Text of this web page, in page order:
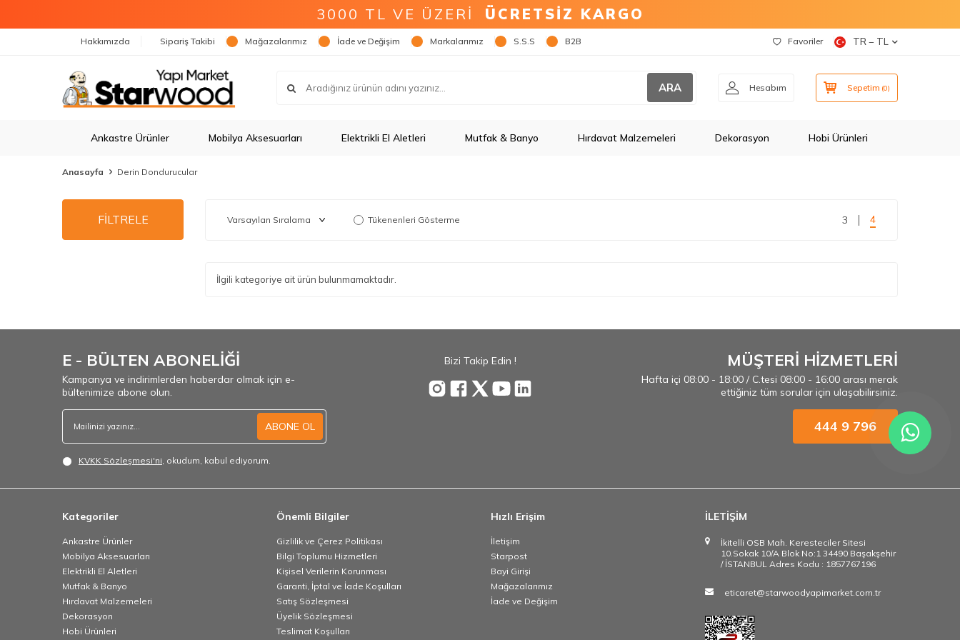
3000 TL VE ÜZERİ ÜCRETSİZ KARGO
Hakkımızda Sipariş Takibi Mağazalarımız İade ve Değişim Markalarımız S.S.S B2B Favoriler TR − TL
ARA Hesabım Sepetim (0)
Ankastre Ürünler Mobilya Aksesuarları Elektrikli El Aletleri Mutfak & Banyo Hırdavat Malzemeleri Dekorasyon Hobi Ürünleri
Anasayfa Derin Dondurucular
FİLTRELE Tükenenleri Gösterme 3 4
İlgili kategoriye ait ürün bulunmamaktadır.
E - BÜLTEN ABONELİĞİ
Kampanya ve indirimlerden haberdar olmak için e-
bültenimize abone olun.
ABONE OL
KVKK Sözleşmesi'ni, okudum, kabul ediyorum.
Bizi Takip Edin ! MÜŞTERİ HİZMETLERİ
Hafta içi 08:00 - 18:00 / C.tesi 08:00 - 16:00 arası merak
ettiğiniz tüm sorular için ulaşabilirsiniz.
444 9 796
Kategoriler
Ankastre Ürünler
Mobilya Aksesuarları
Elektrikli El Aletleri
Mutfak & Banyo
Hırdavat Malzemeleri
Dekorasyon
Hobi Ürünleri
Önemli Bilgiler
Gizlilik ve Çerez Politikası
Bilgi Toplumu Hizmetleri
Kişisel Verilerin Korunması
Garanti, İptal ve İade Koşulları
Satış Sözleşmesi
Üyelik Sözleşmesi
Teslimat Koşulları
Hızlı Erişim
İletişim
Starpost
Bayi Girişi
Mağazalarımız
İade ve Değişim
İLETİŞİM
İkitelli OSB Mah. Keresteciler Sitesi
10.Sokak 10/A Blok No:1 34490 Başakşehir
/ İSTANBUL Adres Kodu : 1857767196
eticaret@starwoodyapimarket.com.tr